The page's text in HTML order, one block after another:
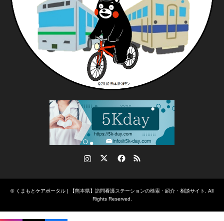
RSS
© くまもとケアポータル | 【熊本県】訪問看護ステーションの検索・紹介・相談サイト. All
Rights Reserved.